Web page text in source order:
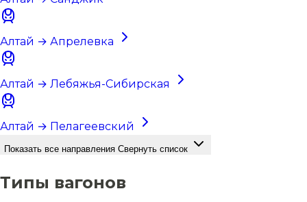
Алтай → Апрелевка
Алтай → Лебяжья-Сибирская
Алтай → Пелагеевский
Показать все направления Свернуть список
Типы вагонов